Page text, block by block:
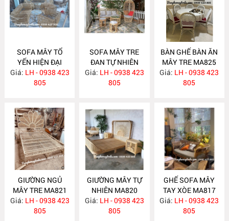
SOFA MÂY TỔ
YẾN HIỆN ĐẠI
MA831
Giá: LH - 0938 423
805
SOFA MÂY TRE
ĐAN TỰ NHIÊN
MA830
Giá: LH - 0938 423
805
BÀN GHẾ BÀN ĂN
MÂY TRE MA825
Giá: LH - 0938 423
805
GIƯỜNG NGỦ
MÂY TRE MA821
Giá: LH - 0938 423
805
GIƯỜNG MÂY TỰ
NHIÊN MA820
Giá: LH - 0938 423
805
GHẾ SOFA MÂY
TAY XÒE MA817
Giá: LH - 0938 423
805